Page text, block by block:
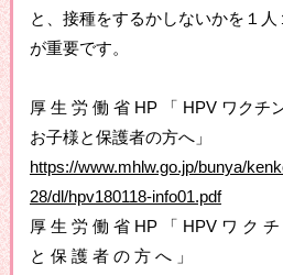
と、接種をするかしないかを１
が重要です。
厚 生 労 働 省 HP 「 HPV ワクチ
お子様と保護者の方へ」
https://www.mhlw.go.jp/bunya/
28/dl/hpv180118-info01.pdf
厚 生 労 働 省 HP 「 HPV ワ ク
と 保 護 者 の 方 へ 」